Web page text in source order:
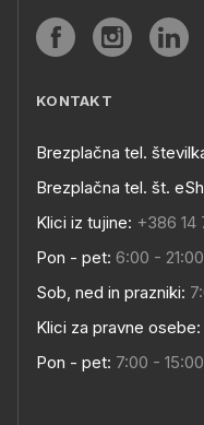
KONTAKT
Brezplačna tel.
Brezplačna tel. št.
Klici iz tujine: +386 14
Pon - pet: 6:00 - 21:00
Sob, ned in prazniki:
Klici za pravne osebe:
Pon - pet: 7:00 - 15:00